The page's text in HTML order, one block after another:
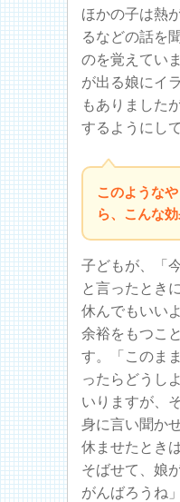
ほかの子は熱
るなどの話を
のを覚えてい
が出る娘にイ
もありました
するようにし
このような
ら、こんな
子どもが、「
と言ったとき
休んでもいい
余裕をもつこ
す。「このま
ったらどうし
いりますが、
身に言い聞か
休ませたとき
そばせて、娘
がんばろうね